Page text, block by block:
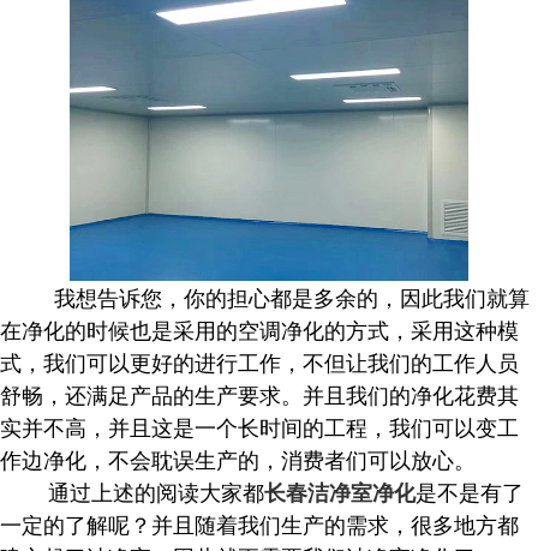
我想告诉您，你的担心都是多余的，因此我们就算
在净化的时候也是采用的空调净化的方式，采用这种模
式，我们可以更好的进行工作，不但让我们的工作人员
舒畅，还满足产品的生产要求。并且我们的净化花费其
实并不高，并且这是一个长时间的工程，我们可以变工
作边净化，不会耽误生产的，消费者们可以放心。
通过上述的阅读大家都长春洁净室净化是不是有了
一定的了解呢？并且随着我们生产的需求，很多地方都